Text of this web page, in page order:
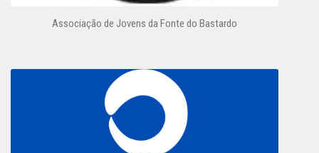
Associação de Jovens da Fonte do Bastardo